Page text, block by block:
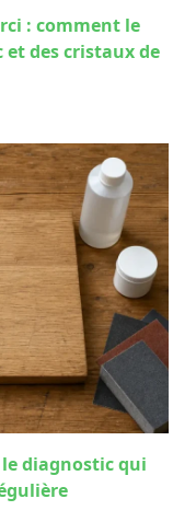
: comment le
des cristaux de
diagnostic qui